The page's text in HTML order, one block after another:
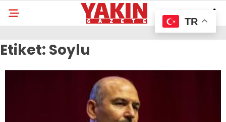
Etiket: Soylu
TR